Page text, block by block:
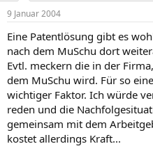
9 Januar 2004
Eine Patentlösung gibt es
nach dem MuSchu dort
Evtl. meckern die in der
dem MuSchu wird. Für so
wichtiger Faktor. Ich würde
reden und die
gemeinsam mit dem
kostet allerdings Kraft...